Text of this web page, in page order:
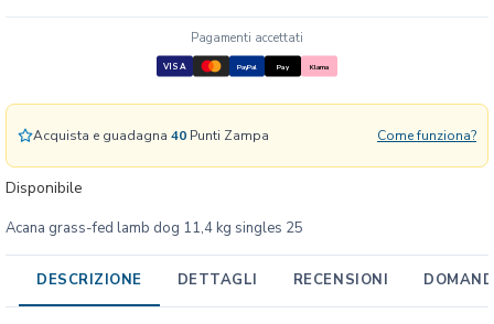
Disponibile
Acana grass-fed lamb dog 11,4 kg singles 25
d
L
m
R
e
c
i
Acquista e guadagna 40 Punti Zampa Come funziona?
Pagamenti accettati
VISA PayPal Pay Klarna
DESCRIZIONE DETTAGLI RECENSIONI